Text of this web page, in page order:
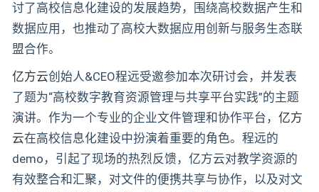
讨了高校信息化建设的发展趋势，围绕高校数据产生和
数据应用，也推动了高校大数据应用创新与服务生态联
盟合作。
亿方云创始人&CEO程远受邀参加本次研讨会，并发表
了题为“高校数字教育资源管理与共享平台实践”的主题
演讲。作为一个专业的企业文件管理和协作平台， 亿方
云在高校信息化建设中扮演着重要的角色。程远的
demo，引起了现场的热烈反馈，亿方云对教学资源的
有效整合和汇聚，对文件的便携共享与协作，以及对文